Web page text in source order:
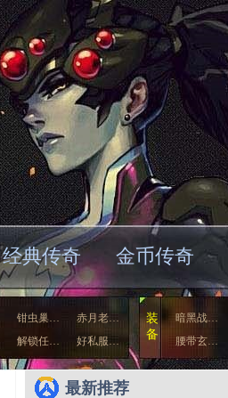
经典传奇 金币传奇
钳虫巢…
赤月老…
解锁任… 好私服…
装
备
暗黑战…
腰带玄…
祖玛怎…
最新推荐